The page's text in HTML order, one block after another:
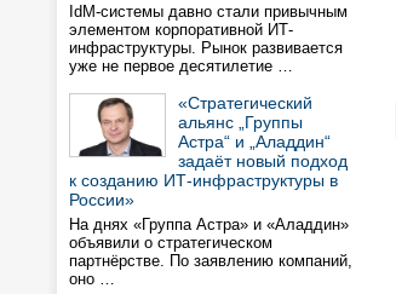
IdM-системы давно стали привычным
элементом корпоративной ИТ-
инфраструктуры. Рынок развивается
уже не первое десятилетие …
«Стратегический
альянс „Группы
Астра“ и „Аладдин“
задаёт новый подход
к созданию ИТ-инфраструктуры в
России»
На днях «Группа Астра» и «Аладдин»
объявили о стратегическом
партнёрстве. По заявлению компаний,
оно …